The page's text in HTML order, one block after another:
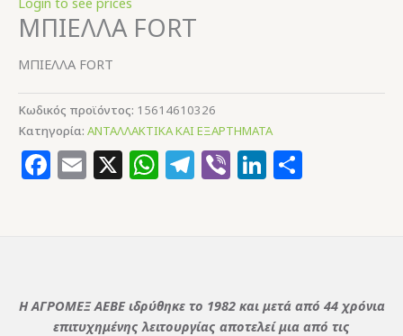
ΜΠΙΕΛΛΑ FORT
ΜΠΙΕΛΛΑ FORT
Κωδικός προϊόντος: 15614610326
Κατηγορία: ΑΝΤΑΛΛΑΚΤΙΚΑ ΚΑΙ ΕΞΑΡΤΗΜΑΤΑ
Facebook
Email
X WhatsApp
Telegram
ViberLinkedIn
Η ΑΓΡΟΜΕΞ ΑΕΒΕ ιδρύθηκε το 1982 και μετά από 44 χρόνια
επιτυχημένης λειτουργίας αποτελεί μια από τις